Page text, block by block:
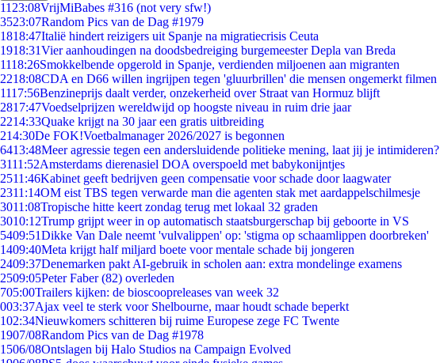
11 23:08VrijMiBabes #316 (not very sfw!)
3523:07Random Pics van de Dag #1979
1818:47Italië hindert reizigers uit Spanje na migratiecrisis Ceuta
1918:31Vier aanhoudingen na doodsbedreiging burgemeester Depla van Breda
1118:26Smokkelbende opgerold in Spanje, verdienden miljoenen aan migranten
2218:08CDA en D66 willen ingrijpen tegen 'gluurbrillen' die mensen ongemerkt filmen
1117:56Benzineprijs daalt verder, onzekerheid over Straat van Hormuz blijft
2817:47Voedselprijzen wereldwijd op hoogste niveau in ruim drie jaar
2214:33Quake krijgt na 30 jaar een gratis uitbreiding
214:30De FOK!Voetbalmanager 2026/2027 is begonnen
6413:48Meer agressie tegen een andersluidende politieke mening, laat jij je intimideren?
3111:52Amsterdams dierenasiel DOA overspoeld met babykonijntjes
2511:46Kabinet geeft bedrijven geen compensatie voor schade door laagwater
2311:14OM eist TBS tegen verwarde man die agenten stak met aardappelschilmesje
3011:08Tropische hitte keert zondag terug met lokaal 32 graden
3010:12Trump grijpt weer in op automatisch staatsburgerschap bij geboorte in VS
5409:51Dikke Van Dale neemt 'vulvalippen' op: 'stigma op schaamlippen doorbreken'
1409:40Meta krijgt half miljard boete voor mentale schade bij jongeren
2409:37Denemarken pakt AI-gebruik in scholen aan: extra mondelinge examens
2509:05Peter Faber (82) overleden
705:00Trailers kijken: de bioscoopreleases van week 32
003:37Ajax veel te sterk voor Shelbourne, maar houdt schade beperkt
102:34Nieuwkomers schitteren bij ruime Europese zege FC Twente
1907/08Random Pics van de Dag #1978
1506/08Ontslagen bij Halo Studios na Campaign Evolved